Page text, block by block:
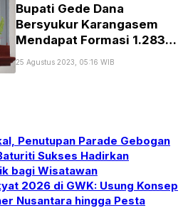
Bupati Gede Dana
Bersyukur Karangasem
Mendapat Formasi 1.283
25 Agustus 2023, 05:16 WIB
Penutupan Parade Gebogan
Sukses Hadirkan
bagi Wisatawan
2026 di GWK: Usung Konsep
Nusantara hingga Pesta